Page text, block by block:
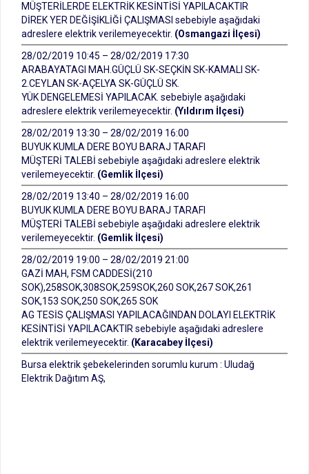
MÜŞTERİLERDE ELEKTRİK KESİNTİSİ YAPILACAKTIR
DİREK YER DEĞİŞİKLİĞİ ÇALIŞMASI sebebiyle aşağıdaki
adreslere elektrik verilemeyecektir. (Osmangazi İlçesi)
28/02/2019 10:45 – 28/02/2019 17:30
ARABAYATAGI MAH.GÜÇLÜ SK-SEÇKİN SK-KAMALI SK-
2.CEYLAN SK-AÇELYA SK-GÜÇLÜ SK.
YÜK DENGELEMESİ YAPILACAK. sebebiyle aşağıdaki
adreslere elektrik verilemeyecektir. (Yıldırım İlçesi)
28/02/2019 13:30 – 28/02/2019 16:00
BUYUK KUMLA DERE BOYU BARAJ TARAFI
MÜŞTERİ TALEBİ sebebiyle aşağıdaki adreslere elektrik
verilemeyecektir. (Gemlik İlçesi)
28/02/2019 13:40 – 28/02/2019 16:00
BUYUK KUMLA DERE BOYU BARAJ TARAFI
MÜŞTERİ TALEBİ sebebiyle aşağıdaki adreslere elektrik
verilemeyecektir. (Gemlik İlçesi)
28/02/2019 19:00 – 28/02/2019 21:00
GAZİ MAH, FSM CADDESİ(210
SOK),258SOK,308SOK,259SOK,260 SOK,267 SOK,261
SOK,153 SOK,250 SOK,265 SOK
AG TESİS ÇALIŞMASI YAPILACAĞINDAN DOLAYI ELEKTRİK
KESİNTİSİ YAPILACAKTIR sebebiyle aşağıdaki adreslere
elektrik verilemeyecektir. (Karacabey İlçesi)
Bursa elektrik şebekelerinden sorumlu kurum : Uludağ
Elektrik Dağıtım AŞ,